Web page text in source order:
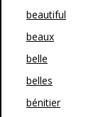
beautiful
beaux
belle
belles
bénitier